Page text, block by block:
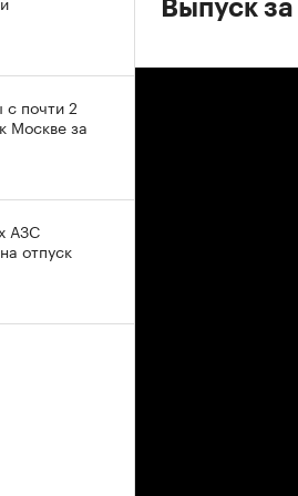
Выпуск
с почти 2
Москве за
АЗС
отпуск